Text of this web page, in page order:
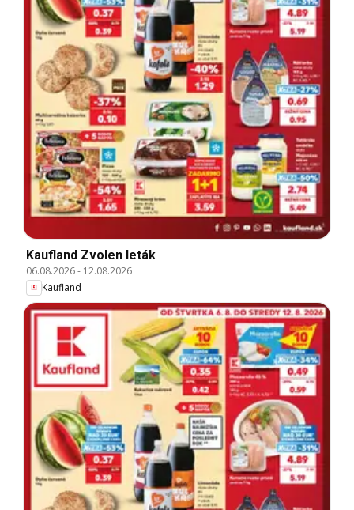
Kaufland Zvolen leták
06.08.2026- 12.08.2026
Kaufland